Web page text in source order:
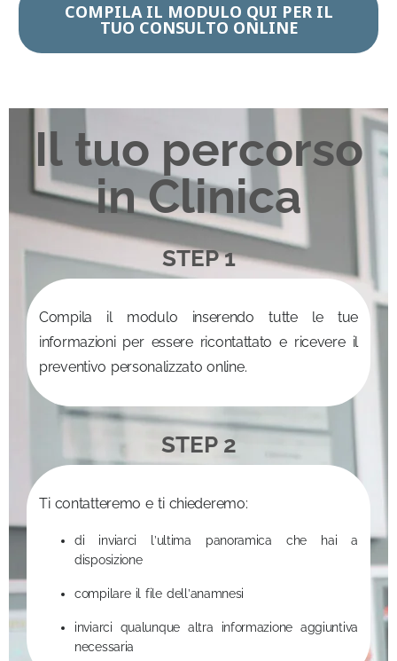
COMPILA IL MODULO QUI PER IL
TUO CONSULTO ONLINE
Il tuo percorso
in Clinica
STEP 1
Compila il modulo inserendo tutte le tue
informazioni per essere ricontattato e ricevere il
preventivo personalizzato online.
STEP 2
Ti contatteremo e ti chiederemo:
di inviarci l’ultima panoramica che hai a
disposizione
compilare il file dell’anamnesi
inviarci qualunque altra informazione aggiuntiva
necessaria